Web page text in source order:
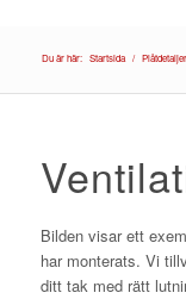
Du är här: Startsida / Plåtdetaljer
Bilden visar ett
har monterats. Vi
ditt tak med rätt